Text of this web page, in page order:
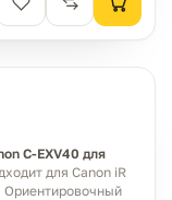
C-EXV40 для
для Canon iR
Ориентировочный